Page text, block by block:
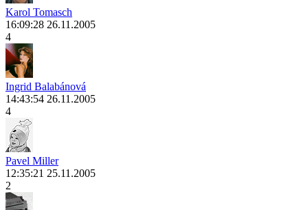
Karol Tomasch
16:09:28 26.11.2005
4
Ingrid Balabánová
14:43:54 26.11.2005
4
Pavel Miller
12:35:21 25.11.2005
2